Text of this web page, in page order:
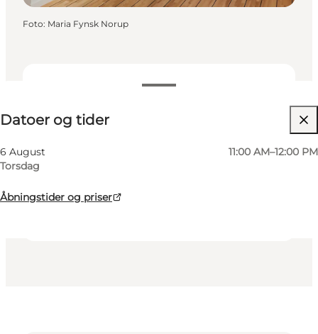
Datoer og tider
6 August
Torsdag
11:00 AM–12:00 PM
Åbningstider og priser
Gratis
Foto: Maria Fynsk Norup